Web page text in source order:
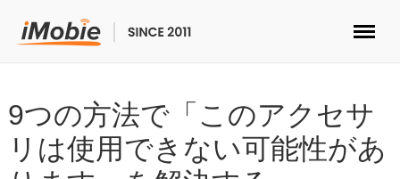
データ転送
9つの方法で「このアクセサ
リは使用できない可能性があ